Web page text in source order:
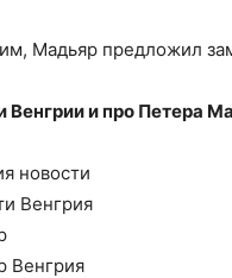
Мадьяр предложил
Венгрии и про Петера
новости
Венгрия
Венгрия